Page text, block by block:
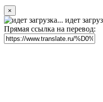
×
идет
Прямая ссылка на перевод: